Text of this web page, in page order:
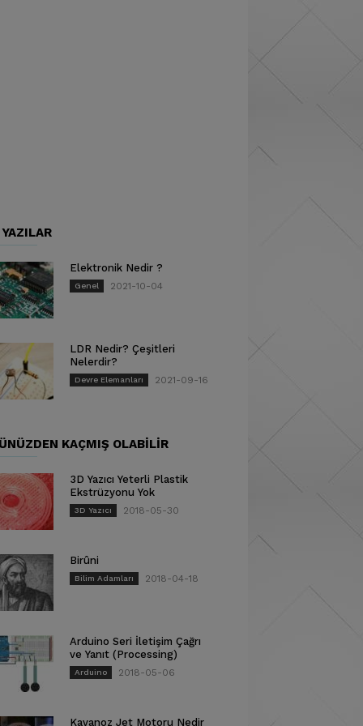
Elektronik Nedir ?
Genel 2021-10-04
LDR Nedir? Çeşitleri
Nelerdir?
Devre Elemanları 2021-09-16
KAÇMIŞ OLABILIR
3D Yazıcı Yeterli Plastik
Ekstrüzyonu Yok
3D Yazıcı 2018-05-30
Birûni
Bilim Adamları 2018-04-18
Arduino Seri İletişim Çağrı
ve Yanıt (Processing)
Arduino 2018-05-06
Kavanoz Jet Motoru Nedir